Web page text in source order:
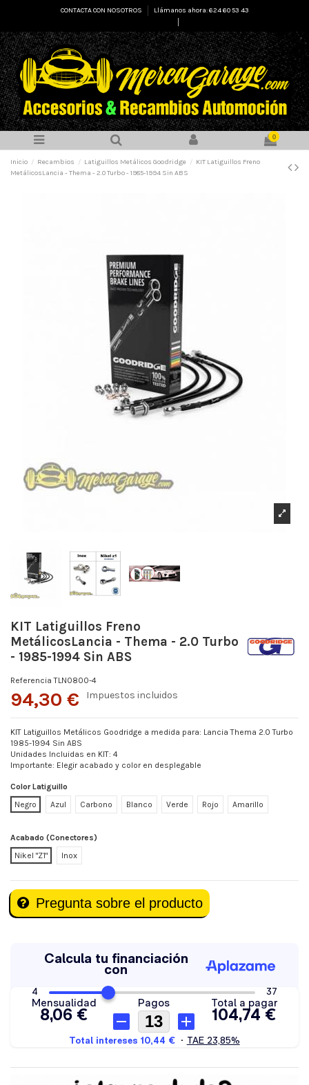
CONTACTA CON NOSOTROS
Llámanos ahora: 624 60 53 43
0
Inicio Recambios Latiguillos Metálicos Goodridge
KIT Latiguillos Freno
MetálicosLancia - Thema - 2.0 Turbo - 1985-1994 Sin ABS
KIT Latiguillos Freno
MetálicosLancia - Thema - 2.0 Turbo
- 1985-1994 Sin ABS
Referencia TLN0800-4
94,30 € Impuestos incluidos
KIT Latiguillos Metálicos Goodridge a medida para: Lancia Thema 2.0 Turbo
1985-1994 Sin ABS
Unidades Incluidas en KIT: 4
Importante: Elegir acabado y color en desplegable
Color Latiguillo
Negro
Azul Carbono Blanco Verde Rojo Amarillo
Acabado (Conectores)
Nikel "Z1"
Inox
Pregunta sobre el producto